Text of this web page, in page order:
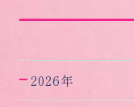
2026年